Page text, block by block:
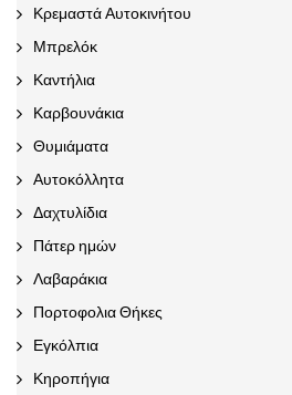
Κρεμαστά Αυτοκινήτου
Μπρελόκ
Καντήλια
Καρβουνάκια
Θυμιάματα
Αυτοκόλλητα
Δαχτυλίδια
Πάτερ ημών
Λαβαράκια
Πορτοφολια Θήκες
Εγκόλπια
Κηροπήγια